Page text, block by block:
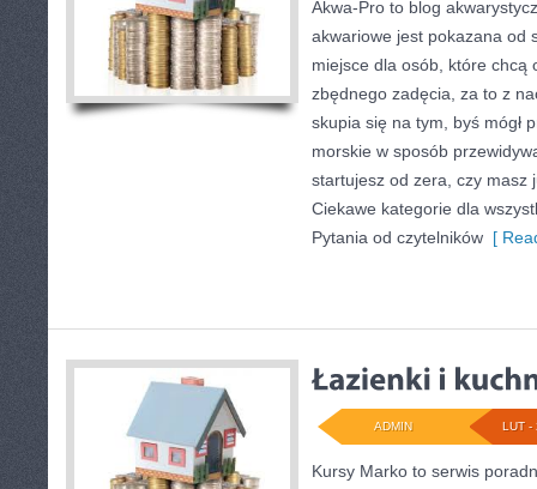
Akwa-Pro to blog
akwariowe jest pokazana od
miejsce dla osób, które chcą
zbędnego zadęcia, za to z
skupia się na tym, byś mógł
morskie w sposób
startujesz od zera, czy masz
Ciekawe kategorie dla
Pytania od czytelników [
LUT -
ADMIN
Kursy Marko to serwis